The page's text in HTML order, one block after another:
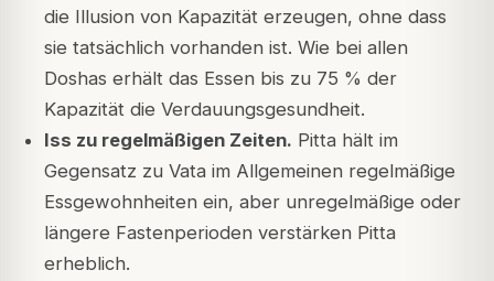
die Illusion von Kapazität erzeugen, ohne dass
sie tatsächlich vorhanden ist. Wie bei allen
Doshas erhält das Essen bis zu 75 % der
Kapazität die Verdauungsgesundheit.
Iss zu regelmäßigen Zeiten. Pitta hält im
Gegensatz zu Vata im Allgemeinen regelmäßige
Essgewohnheiten ein, aber unregelmäßige oder
längere Fastenperioden verstärken Pitta
erheblich.